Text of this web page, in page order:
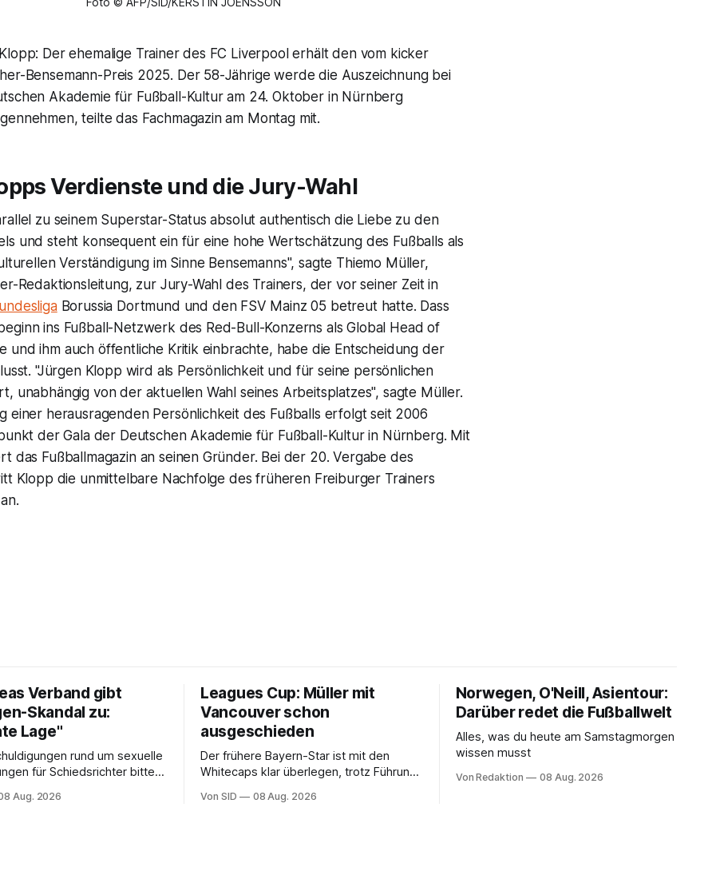
Der ehemalige Trainer des FC Liverpool erhält den vom kicker
Bensemann-Preis 2025. Der 58-Jährige werde die Auszeichnung bei
Akademie für Fußball-Kultur am 24. Oktober in Nürnberg
teilte das Fachmagazin am Montag mit.
Verdienste und die Jury-Wahl
zu seinem Superstar-Status absolut authentisch die Liebe zu den
und steht konsequent ein für eine hohe Wertschätzung des Fußballs als
Verständigung im Sinne Bensemanns", sagte Thiemo Müller,
Redaktionsleitung, zur Jury-Wahl des Trainers, der vor seiner Zeit in
Borussia Dortmund und den FSV Mainz 05 betreut hatte. Dass
ins Fußball-Netzwerk des Red-Bull-Konzerns als Global Head of
und ihm auch öffentliche Kritik einbrachte, habe die Entscheidung der
"Jürgen Klopp wird als Persönlichkeit und für seine persönlichen
unabhängig von der aktuellen Wahl seines Arbeitsplatzes", sagte Müller.
einer herausragenden Persönlichkeit des Fußballs erfolgt seit 2006
der Gala der Deutschen Akademie für Fußball-Kultur in Nürnberg. Mit
das Fußballmagazin an seinen Gründer. Bei der 20. Vergabe des
Klopp die unmittelbare Nachfolge des früheren Freiburger Trainers
Verband gibt
Skandal zu:
Lage"
rund um sexuelle
für Schiedsrichter bittet
Aug. 2026
Leagues Cup: Müller mit
Vancouver schon
ausgeschieden
Der frühere Bayern-Star ist mit den
Whitecaps klar überlegen, trotz Führung
Aus abzuwenden.
Von SID 08 Aug. 2026
Norwegen, O'Neill, Asientour:
Darüber redet die Fußballwelt
Alles, was du heute am Samstagmorgen
wissen musst
Von Redaktion 08 Aug. 2026